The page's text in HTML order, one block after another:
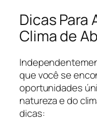
Dicas Para
Clima de
que você se
oportunidades
natureza e do
dicas: